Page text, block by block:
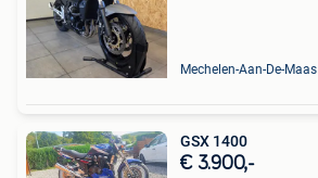
Mechelen-Aan-De-Maas
GSX 1400
€ 3.900,-